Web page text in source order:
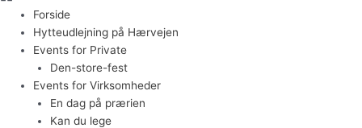
Forside
Hytteudlejning på Hærvejen
Events for Private
Den-store-fest
Events for Virksomheder
En dag på prærien
Kan du lege